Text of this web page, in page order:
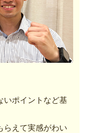
いポイントなど基
らえて実感がわい